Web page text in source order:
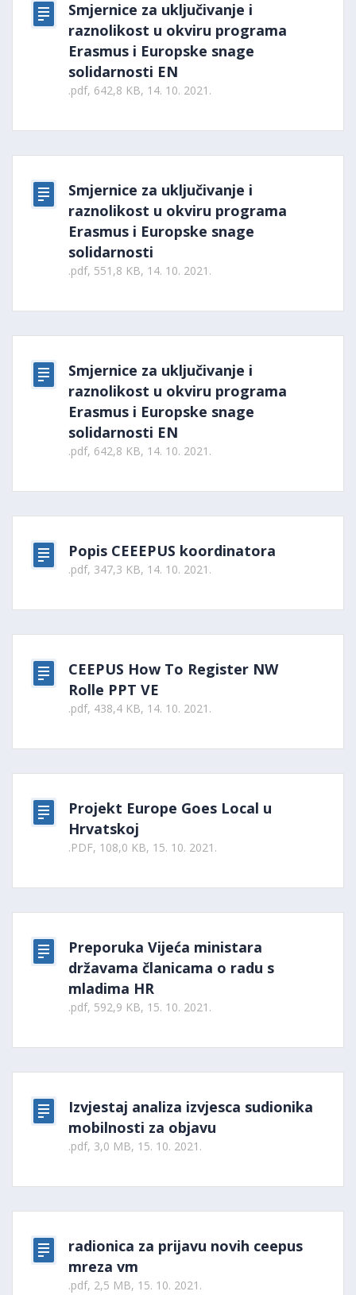
Smjernice za uključivanje i
raznolikost u okviru programa
Erasmus i Europske snage
solidarnosti EN
.pdf, 642,8 KB, 14. 10. 2021.
Smjernice za uključivanje i
raznolikost u okviru programa
Erasmus i Europske snage
solidarnosti
.pdf, 551,8 KB, 14. 10. 2021.
Smjernice za uključivanje i
raznolikost u okviru programa
Erasmus i Europske snage
solidarnosti EN
.pdf, 642,8 KB, 14. 10. 2021.
Popis CEEEPUS koordinatora
.pdf, 347,3 KB, 14. 10. 2021.
CEEPUS How To Register NW
Rolle PPT VE
.pdf, 438,4 KB, 14. 10. 2021.
Projekt Europe Goes Local u
Hrvatskoj
.PDF, 108,0 KB, 15. 10. 2021.
Preporuka Vijeća ministara
državama članicama o radu s
mladima HR
.pdf, 592,9 KB, 15. 10. 2021.
Izvjestaj analiza izvjesca sudionika
mobilnosti za objavu
.pdf, 3,0 MB, 15. 10. 2021.
radionica za prijavu novih ceepus
mreza vm
.pdf, 2,5 MB, 15. 10. 2021.